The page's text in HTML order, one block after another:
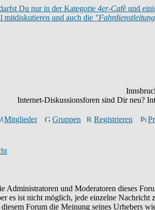
Du nur in der Kategorie 4er-Cafè und
mitdiskutieren und auch die
Internet-Diskussionsforen sind Dir neu?
Mitglieder Gruppen Registrieren
Administratoren und Moderatoren dieses
es ist nicht möglich, jede einzelne Nachricht
Forum die Meinung seines Urhebers